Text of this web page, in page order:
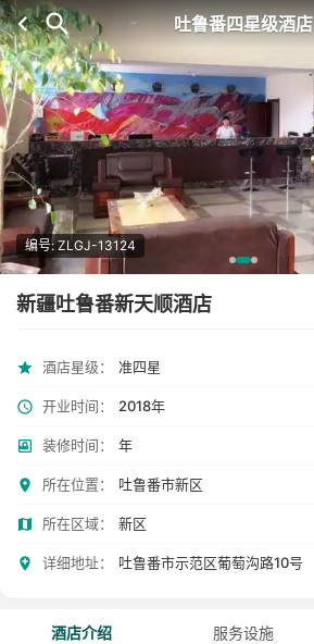
吐鲁番四星级酒店
编号: ZLGJ-13124
新疆吐鲁番新天顺酒店
酒店星级： 准四星
开业时间： 2018年
装修时间： 年
所在位置： 吐鲁番市新区
所在区域： 新区
详细地址： 吐鲁番市示范区葡萄沟路10号
酒店介绍 服务设施